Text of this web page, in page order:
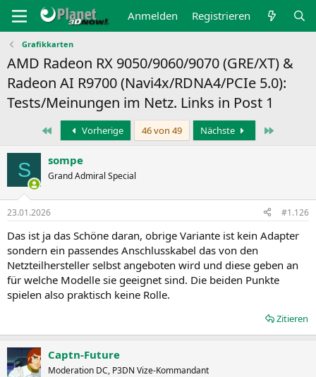
Anmelden Registrieren
Grafikkarten
AMD Radeon RX 9050/9060/9070 (GRE/XT) &
Radeon AI R9700 (Navi4x/RDNA4/PCIe 5.0):
Tests/Meinungen im Netz. Links in Post 1
Erste Vorherige 46 von 49 Nächste
S sompe
Grand Admiral Special
23.01.2026 #1.126
Das ist ja das Schöne daran, obrige Variante ist kein Adapter
sondern ein passendes Anschlusskabel das von den
Netzteilhersteller selbst angeboten wird und diese geben an
für welche Modelle sie geeignet sind. Die beiden Punkte
spielen also praktisch keine Rolle.
Zitieren
Captn-Future
Moderation DC, P3DN Vize-Kommandant